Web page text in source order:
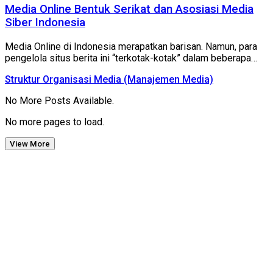
Media Online Bentuk Serikat dan Asosiasi Media
Siber Indonesia
Media Online di Indonesia merapatkan barisan. Namun, para
pengelola situs berita ini “terkotak-kotak” dalam beberapa…
Struktur Organisasi Media (Manajemen Media)
No More Posts Available.
No more pages to load.
View More